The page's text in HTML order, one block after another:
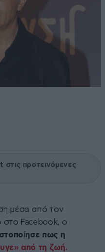
προτεινόμενες
μέσα από τον
στο Facebook, ο
πως η
από τη ζωή.